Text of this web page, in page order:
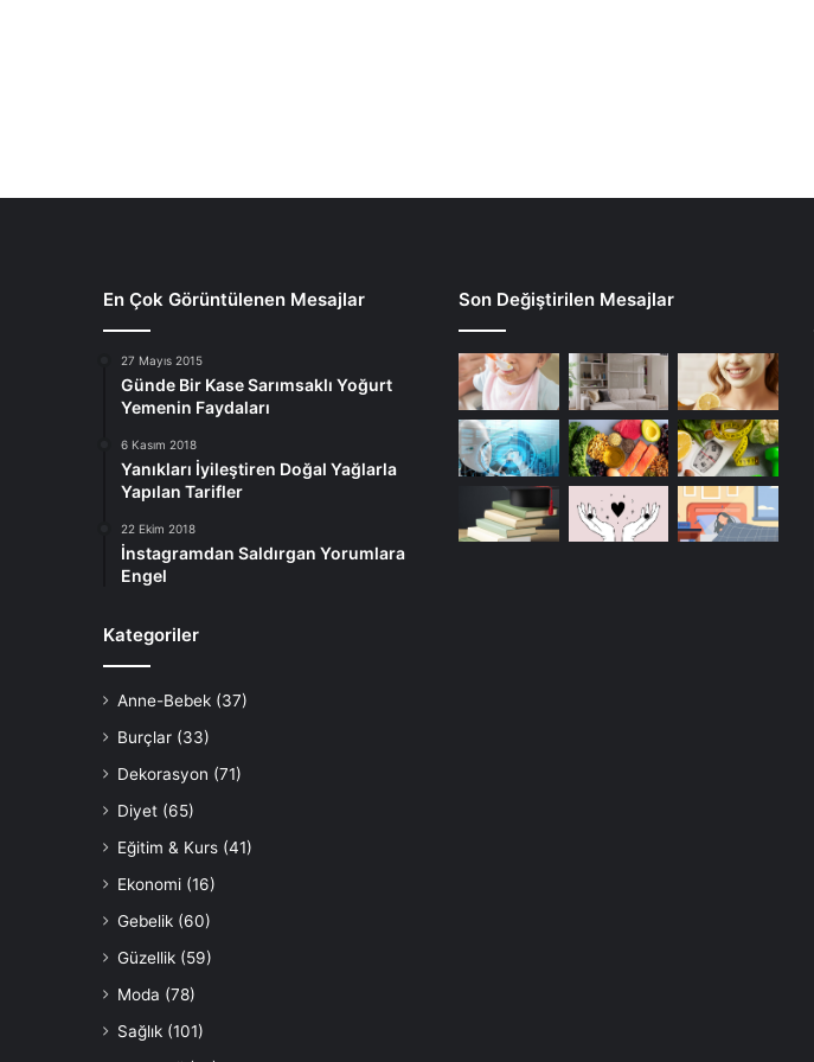
En Çok Görüntülenen Mesajlar
27 Mayıs 2015
Günde Bir Kase Sarımsaklı Yoğurt
Yemenin Faydaları
6 Kasım 2018
Yanıkları İyileştiren Doğal Yağlarla
Yapılan Tarifler
22 Ekim 2018
İnstagramdan Saldırgan Yorumlara
Engel
Kategoriler
Anne-Bebek (37)
Burçlar (33)
Dekorasyon (71)
Diyet (65)
Eğitim & Kurs (41)
Ekonomi (16)
Gebelik (60)
Güzellik (59)
Moda (78)
Sağlık (101)
Son Değiştirilen Mesajlar